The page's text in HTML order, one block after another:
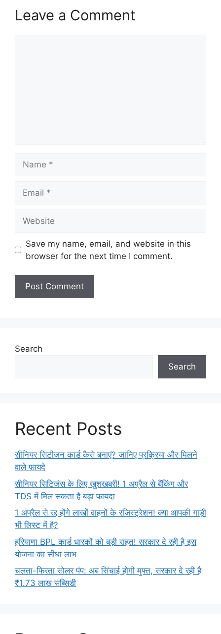
Leave a Comment
Save my name, email, and website in this
browser for the next time I comment.
Search
Search
Recent Posts
सीनियर सिटीजन कार्ड कैसे बनाएं? जानिए प्रक्रिया और मिलने
वाले फायदे
सीनियर सिटिजंस के लिए खुशखबरी! 1 अप्रैल से बैंकिंग और
TDS में मिल सकता है बड़ा फायदा
1 अप्रैल से रद्द होंगे लाखों वाहनों के रजिस्ट्रेशन! क्या आपकी गाड़ी
भी लिस्ट में है?
हरियाणा BPL कार्ड धारकों को बड़ी राहत! सरकार दे रही है इस
योजना का सीधा लाभ
चलता-फिरता सोलर पंप: अब सिंचाई होगी मुफ्त, सरकार दे रही है
₹1.73 लाख सब्सिडी